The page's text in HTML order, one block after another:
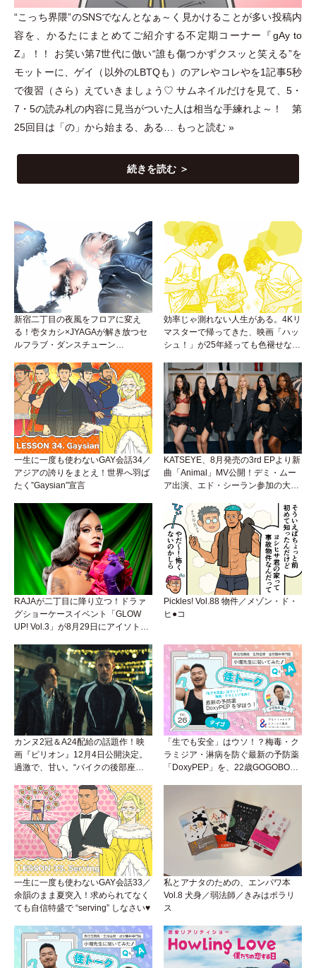
“こっち界隈”のSNSでなんとなぁ～く見かけることが多い投稿内
容を、かるたにまとめてご紹介する不定期コーナー『gAy to
Z』！！ お笑い第7世代に倣い“誰も傷つかずクスッと笑える”を
モットーに、ゲイ
（ 以外のLBTQも ） のアレやコレやを1記事5秒
で復習 （ さら ） えていきましょう♡ サムネイルだけを見て、5・
7 ・ 5の読み札の内容に見当がついた人は相当な手練れよ～！ 第
25回目は 「の 」 から始まる、ある… もっと読む »
続きを読む ＞
新宿二丁目の夜風をフロアに変え
る！壱タカシ×JYAGAが解き放つセ
ルフラブ・ダンスチューン
効率じゃ測れない人生がある。4Kリ
マスターで帰ってきた、映画「ハッ
シュ！」が25年経っても色褪せない
一生に一度も使わないGAY会話34／
アジアの誇りをまとえ！世界へ羽ば
たく”Gaysian”宣言
KATSEYE、8月発売の3rd EPより新
曲「Animal」MV公開！デミ・ムー
ア出演、エド・シーラン参加の大胆
RAJAが二丁目に降り立つ！ドラァ
グショーケースイベント「GLOW
UP! Vol.3」が8月29日にアイソトー
Pickles! Vol.88 物件／メゾン・ド・
ヒ●コ
カンヌ2冠＆A24配給の話題作！映
画『ピリオン』12月4日公開決定。
過激で、甘い。“バイクの後部座
「生でも安全」はウソ！？梅毒・ク
ラミジア・淋病を防ぐ最新の予防薬
「DoxyPEP」を、22歳GOGOBOY
（Vol.26）
一生に一度も使わないGAY会話33／
余韻のまま夏突入！求められてなく
ても自信特盛で “serving” しなさい♥
私とアナタのための、エンパワ本
Vol.8 犬身／弱法師／きみはポラリ
ス